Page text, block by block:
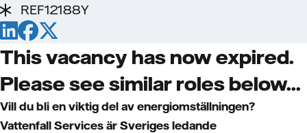
REF12188Y
This vacancy has now expired.
Please see similar roles below...
Vill du bli en viktig del av energiomställningen?
Vattenfall Services är Sveriges ledande